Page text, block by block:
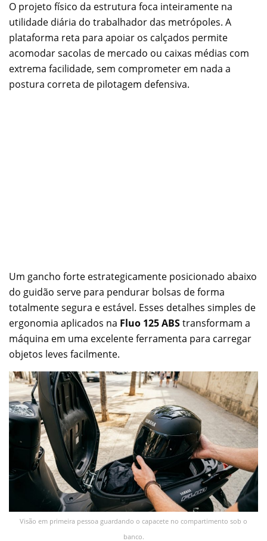
O projeto físico da estrutura foca inteiramente na
utilidade diária do trabalhador das metrópoles. A
plataforma reta para apoiar os calçados permite
acomodar sacolas de mercado ou caixas médias com
extrema facilidade, sem comprometer em nada a
postura correta de pilotagem defensiva.
Um gancho forte estrategicamente posicionado abaixo
do guidão serve para pendurar bolsas de forma
totalmente segura e estável. Esses detalhes simples de
ergonomia aplicados na Fluo 125 ABStransformam a
máquina em uma excelente ferramenta para carregar
objetos leves facilmente.
Visão em primeira pessoa guardando o capacete no compartimento sob o
banco.